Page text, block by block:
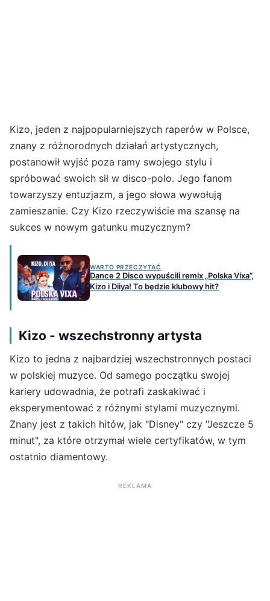
Kizo, jeden z najpopularniejszych raperów w Polsce,
znany z różnorodnych działań artystycznych,
postanowił wyjść poza ramy swojego stylu i
spróbować swoich sił w disco-polo. Jego fanom
towarzyszy entuzjazm, a jego słowa wywołują
zamieszanie. Czy Kizo rzeczywiście ma szansę na
sukces w nowym gatunku muzycznym?
WARTO PRZECZYTAĆ
Dance 2 Disco wypuścili remix „Polska Vixa”,
Kizo i Diiya! To będzie klubowy hit?
Kizo - wszechstronny artysta
Kizo to jedna z najbardziej wszechstronnych postaci
w polskiej muzyce. Od samego początku swojej
kariery udowadnia, że potrafi zaskakiwać i
eksperymentować z różnymi stylami muzycznymi.
Znany jest z takich hitów, jak "Disney" czy "Jeszcze 5
minut", za które otrzymał wiele certyfikatów, w tym
ostatnio diamentowy.
REKLAMA